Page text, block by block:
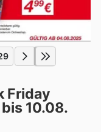
Friday
10.08.